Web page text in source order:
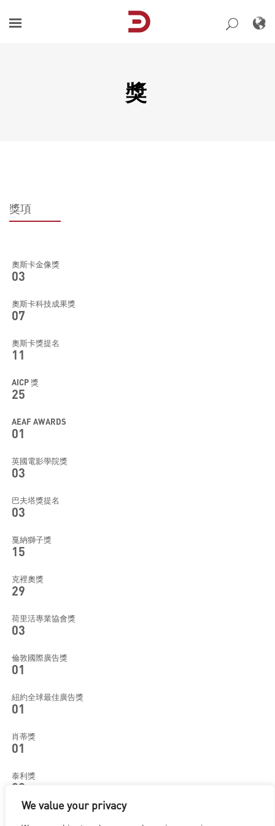
We value your privacy
content
獎
獎項
奧斯卡金像獎
03
奧斯卡科技成果獎
07
奧斯卡獎提名
11
AICP 獎
25
AEAF AWARDS
01
英國電影學院獎
03
巴夫塔獎提名
03
戛納獅子獎
15
克裡奧獎
29
荷里活專業協會獎
03
倫敦國際廣告獎
01
紐約全球最佳廣告獎
01
肖蒂獎
01
泰利獎
08
美國視覺效果工會獎